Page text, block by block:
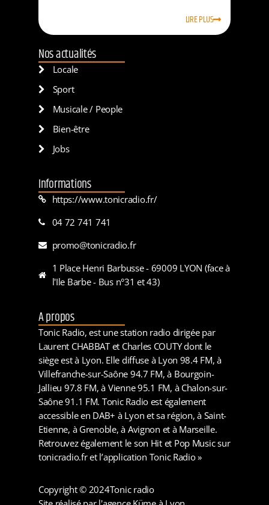
LIRE PLUS
Nos actualités
Locale
Sport
Musicale / People
Bien-être
Jobs
Informations
https://www.tonicradio.fr/
04 72 741 741
promo@tonicradio.fr
1 Place Henri Barbusse - 69009 LYON (face à
l'Ile Barbe - Bus n°31 et 43)
A propos
Tonic Radio, est une station radio dirigée par
Laurent CHABBAT et Charles COUTY dont le
siège est à Lyon. Elle diffuse à Lyon 98.4 FM, à
Villefranche-sur-Saône 94.7 FM, à Bourgoin-
Jallieu 97.8 FM, à Vienne 95.1 FM, à Chalon-sur-
Saône 91.1 FM. Tonic Radio est également
accessible en DAB+ à Lyon et sa région, à Saint-
Etienne, à Grenoble, à Avignon et à Marseille.
Retrouvez également le son Hit et Pop Music sur
tonicradio.fr et l’application Tonic Radio »
Copyright © 2024Tonic radio